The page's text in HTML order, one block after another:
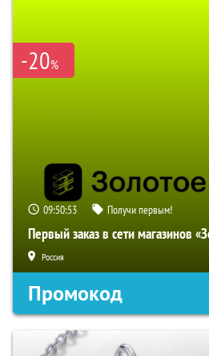
-20%
09:50:52 Получи первым!
Первый заказ в сети магазинов
Россия
Промокод